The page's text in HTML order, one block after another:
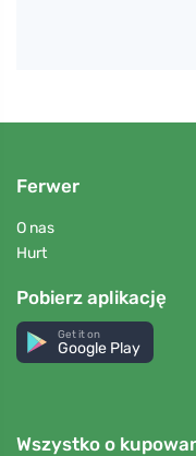
Ferwer
O nas
Hurt
Pobierz aplikację
Get it on
Google Play
Wszystko o